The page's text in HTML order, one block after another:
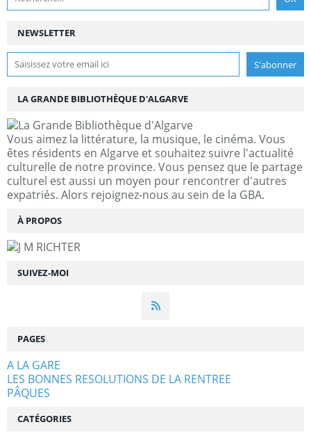
NEWSLETTER
SUIVEZ-MOI
LA GRANDE BIBLIOTHÈQUE D'ALGARVE
Vous aimez la littérature, la musique, le cinéma. Vous
êtes résidents en Algarve et souhaitez suivre l'actualité
culturelle de notre province. Vous pensez que le partage
culturel est aussi un moyen pour rencontrer d'autres
expatriés. Alors rejoignez-nous au sein de la GBA.
À PROPOS
PAGES
A LA GARE
LES BONNES RESOLUTIONS DE LA RENTREE
PÂQUES
CATÉGORIES